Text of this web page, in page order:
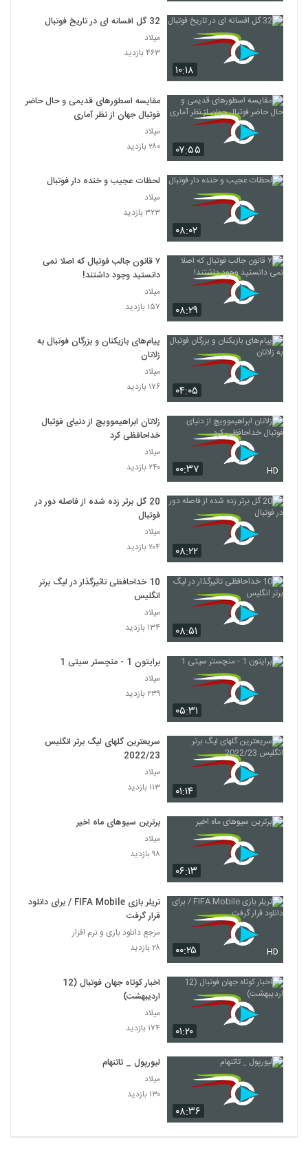
۱۰:۱۸
32 گل افسانه ای در تاریخ فوتبال
میلاد
۴۶۳ بازدید
۰۷:۵۵
مقایسه اسطورهای قدیمی و حال حاضر
فوتبال جهان از نظر آماری
میلاد
۲۸۰ بازدید
۰۸:۰۲
لحظات عجیب و خنده دار فوتبال
میلاد
۳۲۳ بازدید
۰۸:۲۹
۷ قانون جالب فوتبال که اصلا نمی
دانستید وجود داشتند!
میلاد
۱۵۷ بازدید
۰۴:۰۵
پیام‌های بازیکنان و بزرگان فوتبال به
زلاتان
میلاد
۱۷۶ بازدید
۰۰:۳۷ HD
زلاتان ابراهیموویچ از دنیای فوتبال
خداحافظی کرد
میلاد
۲۴۰ بازدید
۰۸:۲۲
20 گل برتر زده شده از فاصله دور در
فوتبال
میلاد
۲۰۴ بازدید
۰۸:۵۱
10 خداحافظی تاثیرگذار در لیگ برتر
انگلیس
میلاد
۱۳۴ بازدید
۰۵:۳۱
برایتون 1 - منچستر سیتی 1
میلاد
۲۳۹ بازدید
۰۱:۱۴
سریعترین گلهای لیگ برتر انگلیس
2022/23
میلاد
۱۱۳ بازدید
۰۶:۱۳
برترین سیوهای ماه اخیر
میلاد
۹۸ بازدید
۰۰:۲۵ HD
تریلر بازی FIFA Mobile / برای دانلود
قرار گرفت
مرجع دانلود بازی و نرم افزار
۲۸ بازدید
۰۱:۲۰
اخبار کوتاه جهان فوتبال (12
اردیبهشت)
میلاد
۱۷۴ بازدید
۰۸:۳۶
لیورپول _ تاتنهام
میلاد
۱۳۰ بازدید